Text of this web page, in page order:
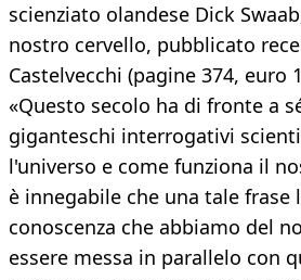
scienziato olandese Dick
nostro cervello, pubblicato
Castelvecchi (pagine 374, euro
«Questo secolo ha di fronte a
giganteschi interrogativi
l'universo e come funziona il
è innegabile che una tale frase
conoscenza che abbiamo del
essere messa in parallelo con